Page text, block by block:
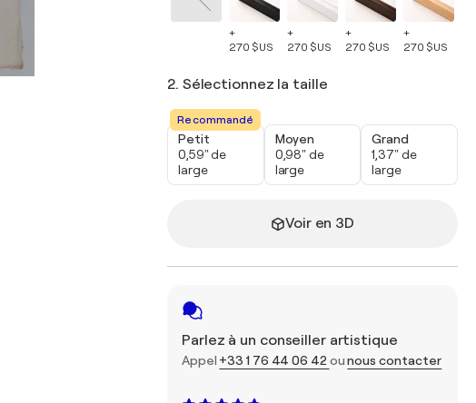
+
270 $US
+
270 $US
+
270 $US
+
270 $US
2. Sélectionnez la taille
Recommandé
Petit
0,59" de
large
Moyen
0,98" de
large
Grand
1,37" de
large
Voir en 3D
Parlez à un conseiller artistique
Appel +33 1 76 44 06 42 ounous contacter